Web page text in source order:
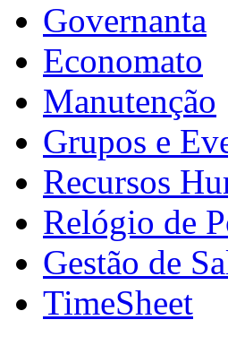
Governanta
Economato
Manutenção
Grupos e
Recursos
Relógio de
Gestão de
TimeSheet